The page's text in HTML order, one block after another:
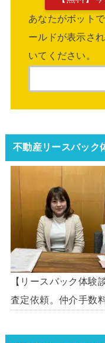
あなたがボット
ールドが表示さ
いてください。
不動産リースバック
【リースバック体験
査定依頼。仲介手数